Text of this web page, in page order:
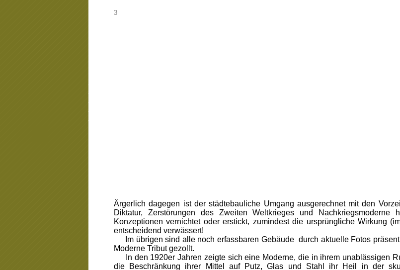
3
Ärgerlich dagegen ist der städtebauliche Umgang ausgerechnet mit den
Diktatur, Zerstörungen des Zweiten Weltkrieges und
Konzeptionen vernichtet oder erstickt, zumindest die ursprüngliche Wirkung
entscheidend verwässert!
Im übrigen sind alle noch erfassbaren Gebäude durch aktuelle Fotos
Moderne Tribut gezollt.
In den 1920er Jahren zeigte sich eine Moderne, die in ihrem unablässigen
die Beschränkung ihrer Mittel auf Putz, Glas und Stahl ihr Heil in der